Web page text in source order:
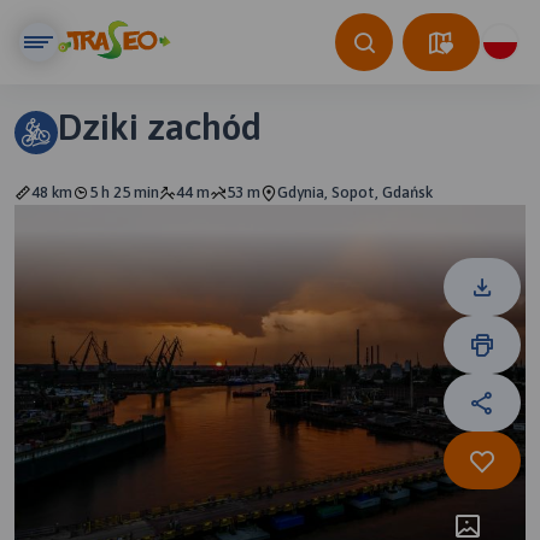
Dziki zachód
48 km 5 h 25 min 44 m 53 m Gdynia, Sopot, Gdańsk